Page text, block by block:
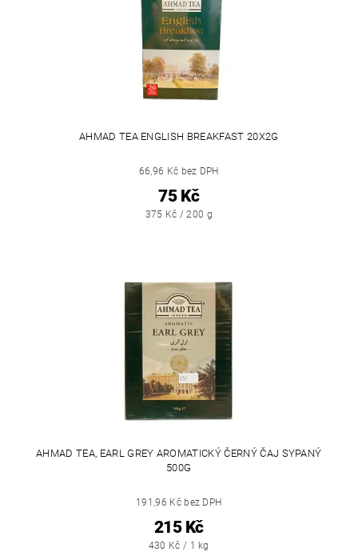
AHMAD TEA ENGLISH BREAKFAST 20X2G
66,96 Kč bez DPH
75 Kč
375 Kč / 200 g
AHMAD TEA, EARL GREY AROMATICKÝ ČERNÝ ČAJ SYPANÝ
500G
191,96 Kč bez DPH
215 Kč
430 Kč / 1 kg